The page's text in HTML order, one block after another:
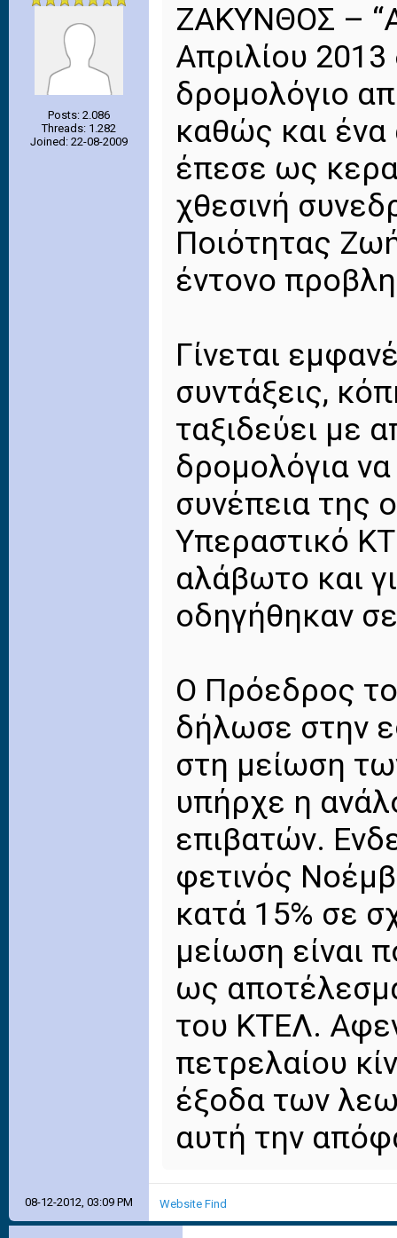
Posts: 2.086
Threads: 1.282
Joined: 22-08-2009
ΖΑΚΥΝΘΟΣ –
Απριλίου
δρομολόγιο
καθώς και
έπεσε ως
χθεσινή
Ποιότητας
έντονο
Γίνεται
συντάξεις,
ταξιδεύει με
δρομολόγια
συνέπεια της
Υπεραστικό
αλάβωτο και
οδηγήθηκαν
Ο Πρόεδρος
δήλωσε στην
στη μείωση
υπήρχε η
επιβατών.
φετινός
κατά 15% σε
μείωση είναι
ως
του ΚΤΕΛ.
πετρελαίου
έξοδα των
αυτή την
08-12-2012, 03:09 PM Website Find